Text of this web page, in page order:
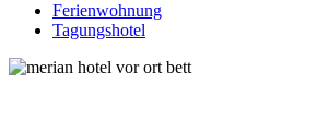
Ferienwohnung
Tagungshotel